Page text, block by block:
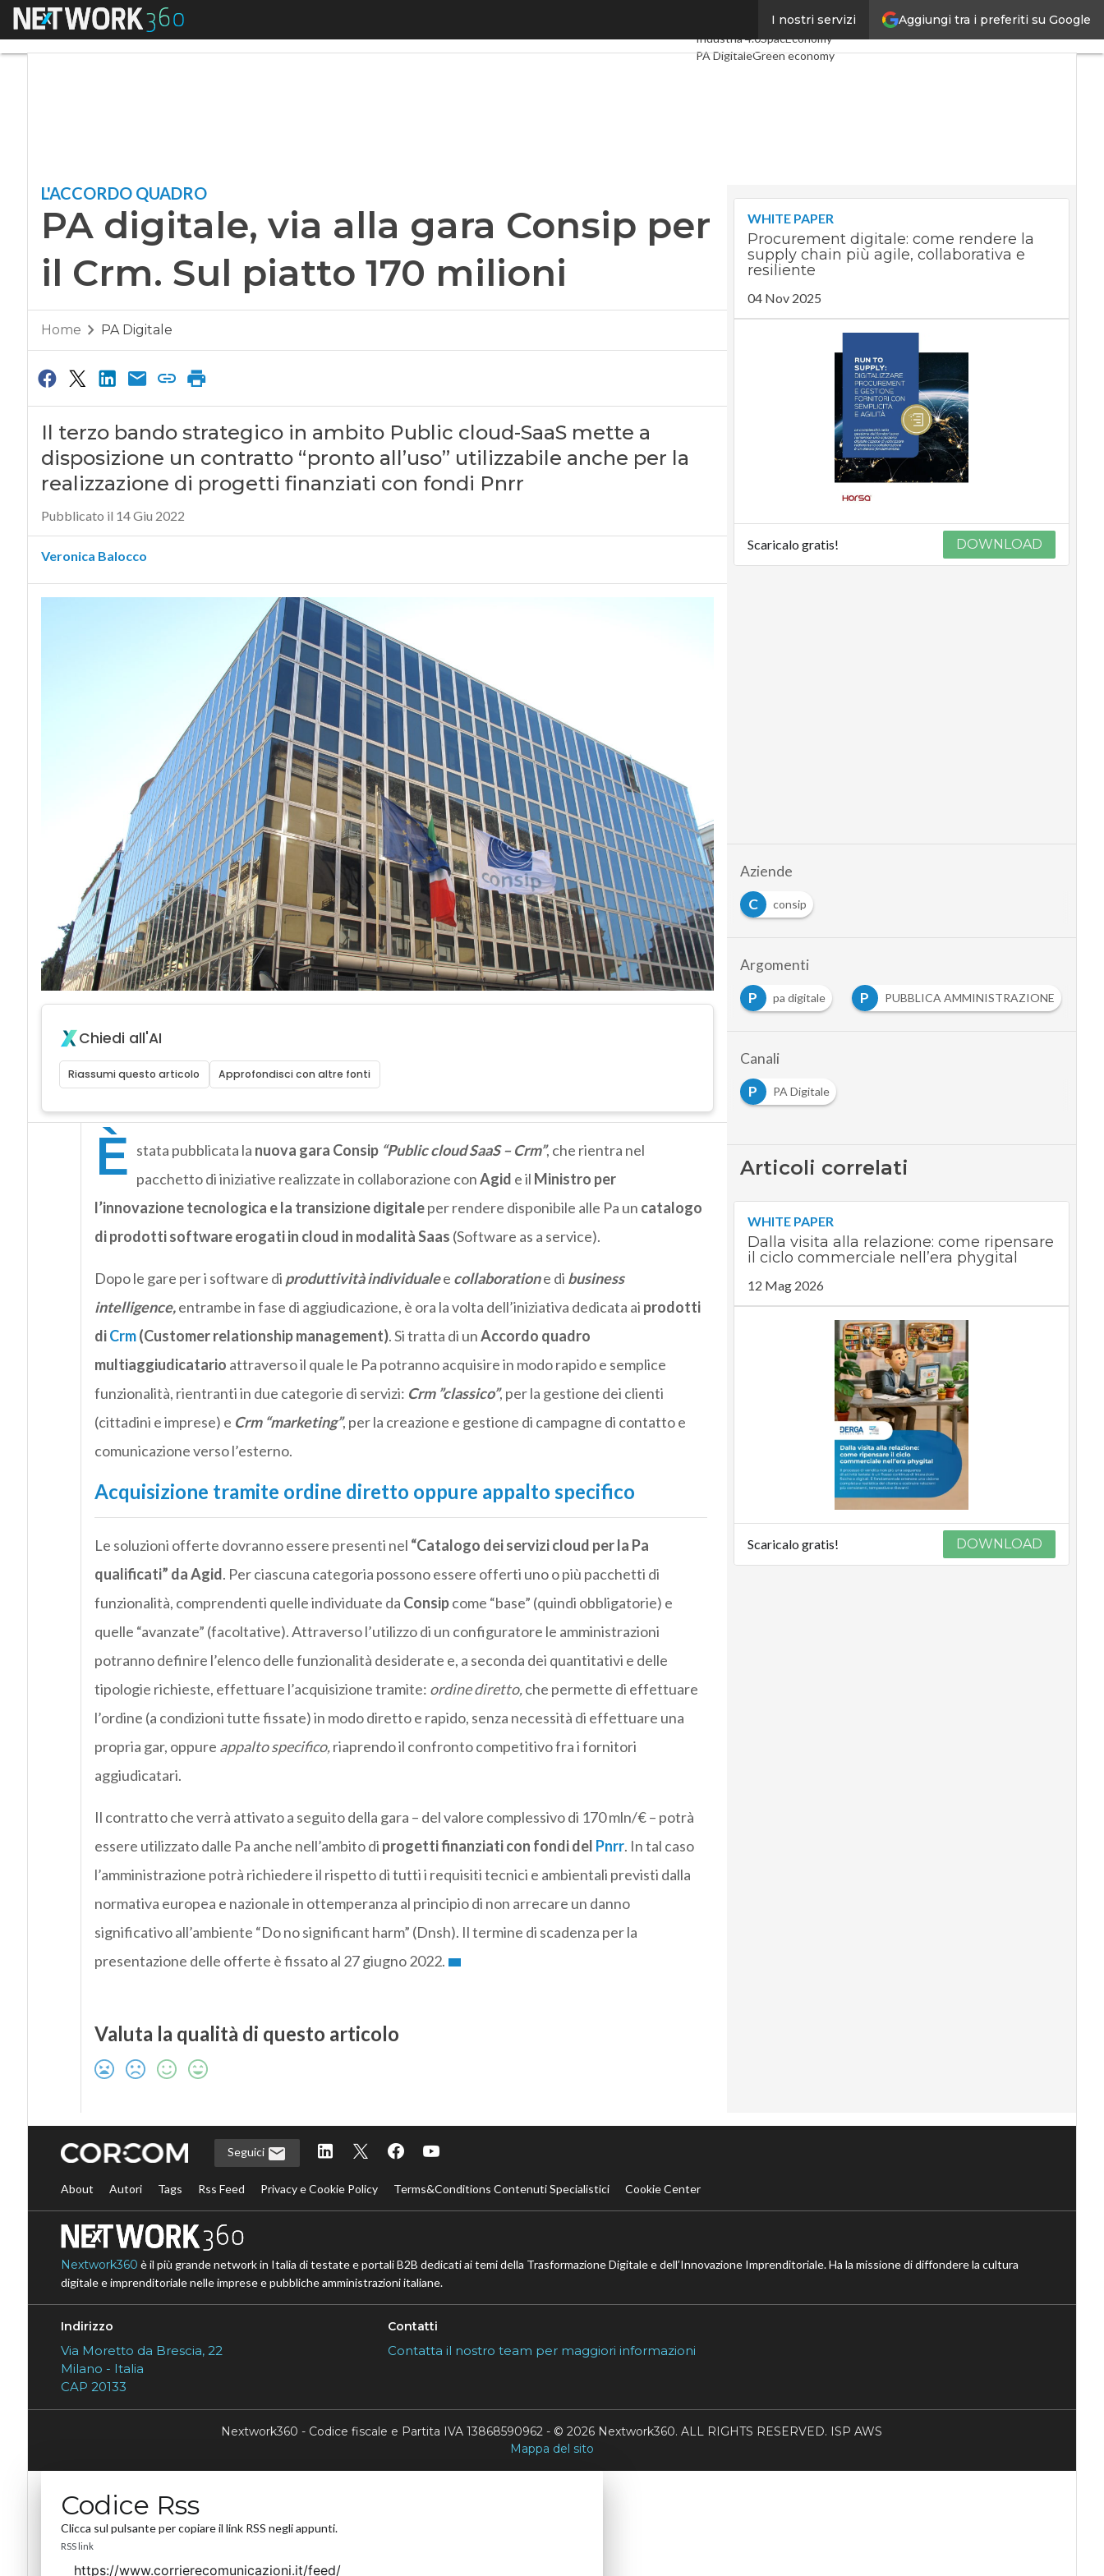
Aggiungi tra i preferiti su Google
I nostri servizi
Menu Digital EconomyTelco
Industria 4.0SpacEconomy
PA DigitaleGreen economy
L'ACCORDO QUADRO
PA digitale, via alla gara Consip per
il Crm. Sul piatto 170 milioni
Home PA Digitale
Il terzo bando strategico in ambito Public cloud-SaaS mette a
disposizione un contratto “pronto all’uso” utilizzabile anche per la
realizzazione di progetti finanziati con fondi Pnrr
Pubblicato il 14 Giu 2022
Veronica Balocco
Chiedi all'AI
Riassumi questo articolo Approfondisci con altre fonti
È stata pubblicata la nuova gara Consip “Public cloud SaaS – Crm”, che rientra nel
pacchetto di iniziative realizzate in collaborazione conAgid e il Ministro per
l’innovazione tecnologica e la transizione digitaleper rendere disponibile alle Pa un catalogo
di prodotti software erogati in cloud in modalità Saas (Software as a service).
Dopo le gare per i software di produttività individuale e collaboratione di business
intelligence,entrambe in fase di aggiudicazione, è ora la volta dell’iniziativa dedicata ai prodotti
diCrm(Customer relationship management). Si tratta di unAccordo quadro
multiaggiudicatario attraverso il quale le Pa potranno acquisire in modo rapido e semplice
funzionalità, rientranti in due categorie di servizi: Crm ”classico”, per la gestione dei clienti
(cittadini e imprese) e Crm “marketing”, per la creazione e gestione di campagne di contatto e
comunicazione verso l’esterno.
Acquisizione tramite ordine diretto oppure appalto specifico
Le soluzioni offerte dovranno essere presenti nel “Catalogo dei servizi cloud per la Pa
qualificati” da Agid. Per ciascuna categoria possono essere offerti uno o più pacchetti di
funzionalità, comprendenti quelle individuate da Consipcome “base” (quindi obbligatorie) e
quelle “avanzate” (facoltative). Attraverso l’utilizzo di un configuratore le amministrazioni
potranno definire l’elenco delle funzionalità desiderate e, a seconda dei quantitativi e delle
tipologie richieste, effettuare l’acquisizione tramite: ordine diretto,che permette di effettuare
l’ordine (a condizioni tutte fissate) in modo diretto e rapido, senza necessità di effettuare una
propria gar, oppure appalto specifico,riaprendo il confronto competitivo fra i fornitori
aggiudicatari.
Il contratto che verrà attivato a seguito della gara – del valore complessivo di 170 mln/€ – potrà
essere utilizzato dalle Pa anche nell’ambito di progetti finanziati con fondi del Pnrr. In tal caso
l’amministrazione potrà richiedere il rispetto di tutti i requisiti tecnici e ambientali previsti dalla
normativa europea e nazionale in ottemperanza al principio di non arrecare un danno
significativo all’ambiente “Do no significant harm” (Dnsh). Il termine di scadenza per la
presentazione delle offerte è fissato al 27 giugno 2022.
Valuta la qualità di questo articolo
WHITE PAPER
Procurement digitale: come rendere la
supply chain più agile, collaborativa e
resiliente
04 Nov 2025
Scaricalo gratis! DOWNLOAD
Aziende
C
consip
Argomenti
P pa digitale P PUBBLICA AMMINISTRAZIONE
Canali
P
PA Digitale
Articoli correlati
WHITE PAPER
Dalla visita alla relazione: come ripensare
il ciclo commerciale nell’era phygital
12 Mag 2026
Scaricalo gratis! DOWNLOAD
Seguici
About Autori Tags Rss Feed Privacy e Cookie Policy Terms&Conditions Contenuti Specialistici Cookie Center
Nextwork360 è il più grande network in Italia di testate e portali B2B dedicati ai temi della Trasformazione Digitale e dell’Innovazione Imprenditoriale. Ha la missione di diffondere la cultura
digitale e imprenditoriale nelle imprese e pubbliche amministrazioni italiane.
Indirizzo
Via Moretto da Brescia, 22
Milano - Italia
CAP 20133
Contatti
Contatta il nostro team per maggiori informazioni
Nextwork360 - Codice fiscale e Partita IVA 13868590962 - © 2026 Nextwork360. ALL RIGHTS RESERVED. ISP AWS
Mappa del sito
Codice Rss
Clicca sul pulsante per copiare il link RSS negli appunti.
RSS link